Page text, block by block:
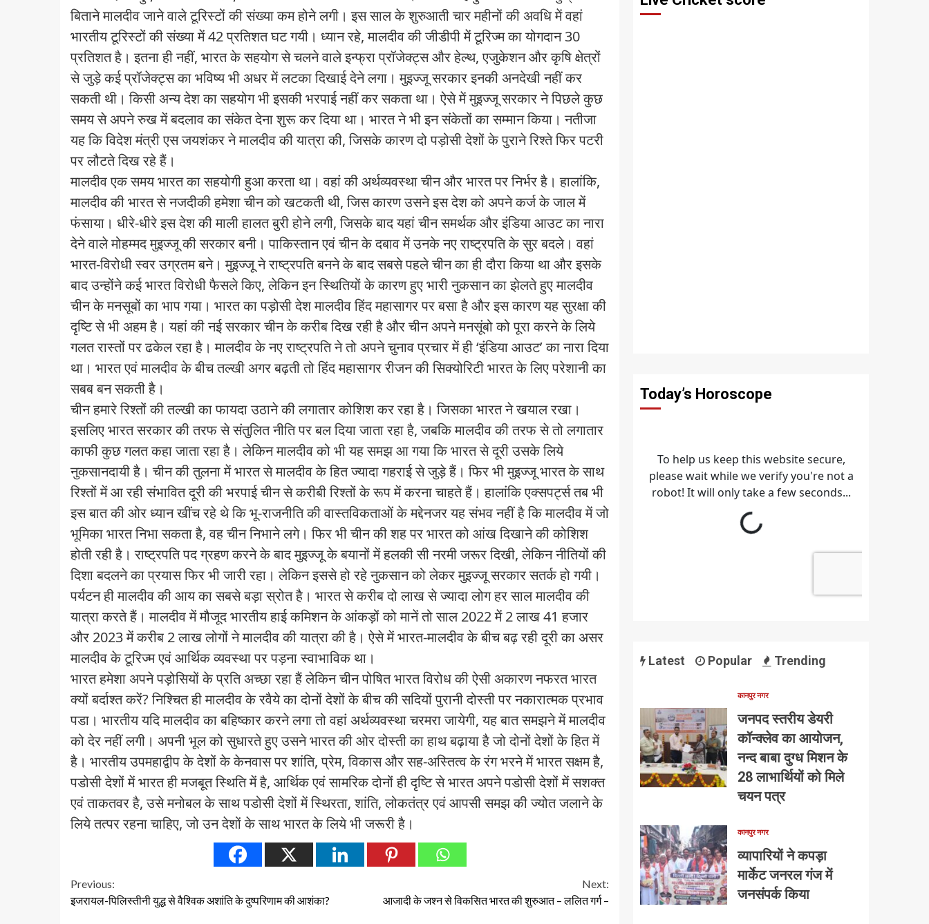
बिताने मालदीव जाने वाले टूरिस्टों की संख्या कम होने लगी। इस साल के शुरुआती चार महीनों की अवधि में वहां
भारतीय टूरिस्टों की संख्या में 42 प्रतिशत घट गयी। ध्यान रहे, मालदीव की जीडीपी में टूरिज्म का योगदान 30
प्रतिशत है। इतना ही नहीं, भारत के सहयोग से चलने वाले इन्फ्रा प्रॉजेक्ट्स और हेल्थ, एजुकेशन और कृषि क्षेत्रों
से जुड़े कई प्रॉजेक्ट्स का भविष्य भी अधर में लटका दिखाई देने लगा। मुइज्जू सरकार इनकी अनदेखी नहीं कर
सकती थी। किसी अन्य देश का सहयोग भी इसकी भरपाई नहीं कर सकता था। ऐसे में मुइज्जू सरकार ने पिछले कुछ
समय से अपने रुख में बदलाव का संकेत देना शुरू कर दिया था। भारत ने भी इन संकेतों का सम्मान किया। नतीजा
यह कि विदेश मंत्री एस जयशंकर ने मालदीव की यात्रा की, जिसके कारण दो पड़ोसी देशों के पुराने रिश्ते फिर पटरी
पर लौटते दिख रहे हैं।
मालदीव एक समय भारत का सहयोगी हुआ करता था। वहां की अर्थव्यवस्था चीन और भारत पर निर्भर है। हालांकि,
मालदीव की भारत से नजदीकी हमेशा चीन को खटकती थी, जिस कारण उसने इस देश को अपने कर्ज के जाल में
फंसाया। धीरे-धीरे इस देश की माली हालत बुरी होने लगी, जिसके बाद यहां चीन समर्थक और इंडिया आउट का नारा
देने वाले मोहम्मद मुइज्जू की सरकार बनी। पाकिस्तान एवं चीन के दबाव में उनके नए राष्ट्रपति के सुर बदले। वहां
भारत-विरोधी स्वर उग्रतम बने। मुइज्जू ने राष्ट्रपति बनने के बाद सबसे पहले चीन का ही दौरा किया था और इसके
बाद उन्होंने कई भारत विरोधी फैसले किए, लेकिन इन स्थितियों के कारण हुए भारी नुकसान का झेलते हुए मालदीव
चीन के मनसूबों का भाप गया। भारत का पड़ोसी देश मालदीव हिंद महासागर पर बसा है और इस कारण यह सुरक्षा की
दृष्टि से भी अहम है। यहां की नई सरकार चीन के करीब दिख रही है और चीन अपने मनसूंबो को पूरा करने के लिये
गलत रास्तों पर ढकेल रहा है। मालदीव के नए राष्ट्रपति ने तो अपने चुनाव प्रचार में ही ‘इंडिया आउट’ का नारा दिया
था। भारत एवं मालदीव के बीच तल्खी अगर बढ़ती तो हिंद महासागर रीजन की सिक्योरिटी भारत के लिए परेशानी का
सबब बन सकती है।
चीन हमारे रिश्तों की तल्खी का फायदा उठाने की लगातार कोशिश कर रहा है। जिसका भारत ने खयाल रखा।
इसलिए भारत सरकार की तरफ से संतुलित नीति पर बल दिया जाता रहा है, जबकि मालदीव की तरफ से तो लगातार
काफी कुछ गलत कहा जाता रहा है। लेकिन मालदीव को भी यह समझ आ गया कि भारत से दूरी उसके लिये
नुकसानदायी है। चीन की तुलना में भारत से मालदीव के हित ज्यादा गहराई से जुड़े हैं। फिर भी मुइज्जू भारत के साथ
रिश्तों में आ रही संभावित दूरी की भरपाई चीन से करीबी रिश्तों के रूप में करना चाहते हैं। हालांकि एक्सपर्ट्स तब भी
इस बात की ओर ध्यान खींच रहे थे कि भू-राजनीति की वास्तविकताओं के मद्देनजर यह संभव नहीं है कि मालदीव में जो
भूमिका भारत निभा सकता है, वह चीन निभाने लगे। फिर भी चीन की शह पर भारत को आंख दिखाने की कोशिश
होती रही है। राष्ट्रपति पद ग्रहण करने के बाद मुइज्जू के बयानों में हलकी सी नरमी जरूर दिखी, लेकिन नीतियों की
दिशा बदलने का प्रयास फिर भी जारी रहा। लेकिन इससे हो रहे नुकसान को लेकर मुइज्जू सरकार सतर्क हो गयी।
पर्यटन ही मालदीव की आय का सबसे बड़ा स्रोत है। भारत से करीब दो लाख से ज्यादा लोग हर साल मालदीव की
यात्रा करते हैं। मालदीव में मौजूद भारतीय हाई कमिशन के आंकड़ों को मानें तो साल 2022 में 2 लाख 41 हजार
और 2023 में करीब 2 लाख लोगों ने मालदीव की यात्रा की है। ऐसे में भारत-मालदीव के बीच बढ़ रही दूरी का असर
मालदीव के टूरिज्म एवं आर्थिक व्यवस्था पर पड़ना स्वाभाविक था।
भारत हमेशा अपने पड़ोसियों के प्रति अच्छा रहा हैं लेकिन चीन पोषित भारत विरोध की ऐसी अकारण नफरत भारत
क्यों बर्दाश्त करें? निश्चित ही मालदीव के रवैये का दोनों देशों के बीच की सदियों पुरानी दोस्ती पर नकारात्मक प्रभाव
पडा। भारतीय यदि मालदीव का बहिष्कार करने लगा तो वहां अर्थव्यवस्था चरमरा जायेगी, यह बात समझने में मालदीव
को देर नहीं लगी। अपनी भूल को सुधारते हुए उसने भारत की ओर दोस्ती का हाथ बढ़ाया है जो दोनों देशों के हित में
है। भारतीय उपमहाद्वीप के देशों के केनवास पर शांति, प्रेम, विकास और सह-अस्तित्व के रंग भरने में भारत सक्षम है,
पडोसी देशों में भारत ही मजबूत स्थिति में है, आर्थिक एवं सामरिक दोनों ही दृष्टि से भारत अपने पडोसी देशों में सशक्त
एवं ताकतवर है, उसे मनोबल के साथ पडोसी देशों में स्थिरता, शांति, लोकतंत्र एवं आपसी समझ की ज्योत जलाने के
लिये तत्पर रहना चाहिए, जो उन देशों के साथ भारत के लिये भी जरूरी है।
Continue
Previous:
इजरायल-पिलिस्तीनी युद्ध से वैश्विक अशांति के दुष्परिणाम की आशंका?
Next:
आजादी के जश्न से विकसित भारत की शुरुआत – ललित गर्ग –
Today’s Horoscope
Latest Popular Trending
कानपुर नगर
जनपद स्तरीय डेयरी
कॉन्क्लेव का आयोजन,
नन्द बाबा दुग्ध मिशन के
28 लाभार्थियों को मिले
चयन पत्र
कानपुर नगर
व्यापारियों ने कपड़ा
मार्केट जनरल गंज में
जनसंपर्क किया